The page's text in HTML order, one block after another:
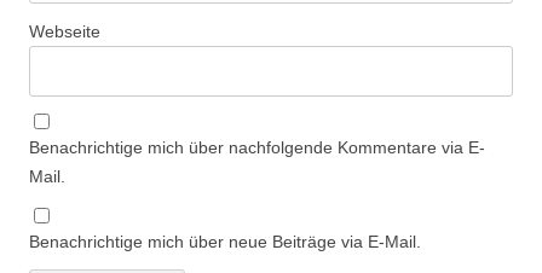
Webseite
Benachrichtige mich über nachfolgende Kommentare via E-
Mail.
Benachrichtige mich über neue Beiträge via E-Mail.